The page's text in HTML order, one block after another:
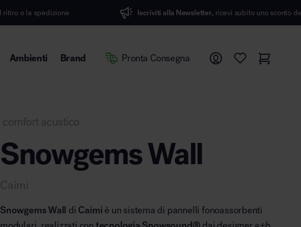
Iscriviti alla Newsletter, ricevi subito uno sconto del 7%
Ambienti Brand Pronta Consegna
comfort acustico
Snowgems Wall
Caimi
Snowgems Wall di Caimi è un sistema di pannelli fonoassorbenti